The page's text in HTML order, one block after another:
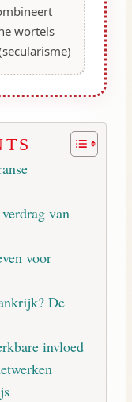
wortels
van
voor
De
invloed